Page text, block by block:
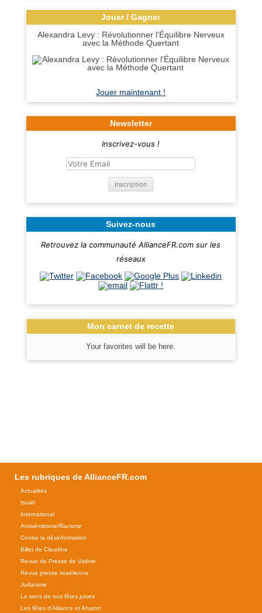
Jouer / Gagner
Alexandra Levy : Révolutionner l'Équilibre Nerveux
avec la Méthode Quertant
Jouer maintenant !
Newsletter
Inscrivez-vous !
Suivez-nous
Retrouvez la communauté AllianceFR.com sur les
réseaux
Mon carnet de recette
Your favorites will be here.
Les rubriques de AllianceFR.com
Actualités
Israël
International
Antisémitisme/Racisme
Contre la désinformation
Billet de Claudine
Revue de Presse de Valérie
Revue presse israélienne
Judaïsme
Le sens de nos fêtes juives
Les fêtes d'Alliance et Aharon